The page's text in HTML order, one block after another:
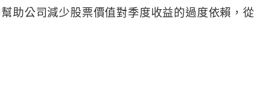
助公司減少股票價值對季度收益的過度依賴，